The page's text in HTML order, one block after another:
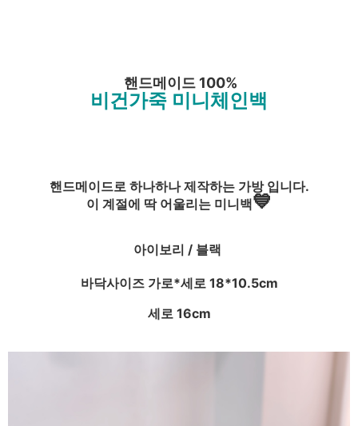
핸드메이드 100%
비건가죽 미니체인백
핸드메이드로 하나하나 제작하는 가방 입니다.
이 계절에 딱 어울리는 미니백💙
아이보리 / 블랙
바닥사이즈 가로*세로 18*10.5cm
세로 16cm